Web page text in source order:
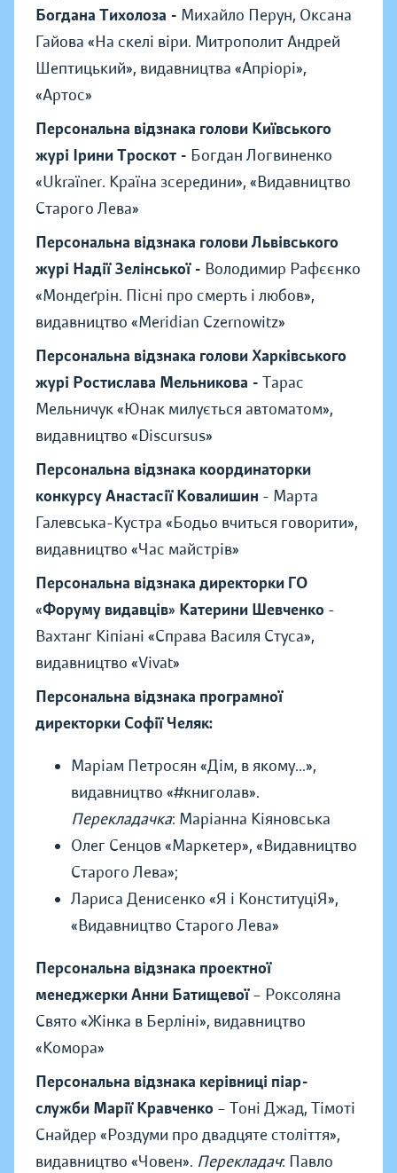
Богдана Тихолоза - Михайло Перун, Оксана
Гайова «На скелі віри. Митрополит Андрей
Шептицький», видавництва «Апріорі»,
«Артос»
Персональна відзнака голови Київського
журі Ірини Троскот - Богдан Логвиненко
«Ukraїner. Країна зсередини», «Видавництво
Старого Лева»
Персональна відзнака голови Львівського
журі Надії Зелінської - Володимир Рафєєнко
«Мондеґрін. Пісні про смерть і любов»,
видавництво «Meridian Czernowitz»
Персональна відзнака голови Харківського
журі Ростислава Мельникова - Тарас
Мельничук «Юнак милується автоматом»,
видавництво «Discursus»
Персональна відзнака координаторки
конкурсу Анастасії Ковалишин - Марта
Галевська-Кустра «Бодьо вчиться говорити»,
видавництво «Час майстрів»
Персональна відзнака директорки ГО
«Форуму видавців» Катерини Шевченко -
Вахтанг Кіпіані «Справа Василя Стуса»,
видавництво «Vivat»
Персональна відзнака програмної
директорки Софії Челяк:
Маріам Петросян «Дім, в якому...»,
видавництво «#книголав».
Перекладачка: Маріанна Кіяновська
Олег Сенцов «Маркетер», «Видавництво
Старого Лева»;
Лариса Денисенко «Я і КонституціЯ»,
«Видавництво Старого Лева»
Персональна відзнака проектної
менеджерки Анни Батищевої– Роксоляна
Свято «Жінка в Берліні», видавництво
«Комора»
Персональна відзнака керівниці піар-
служби Марії Кравченко – Тоні Джад, Тімоті
Снайдер «Роздуми про двадцяте століття»,
видавництво «Човен». Перекладач: Павло